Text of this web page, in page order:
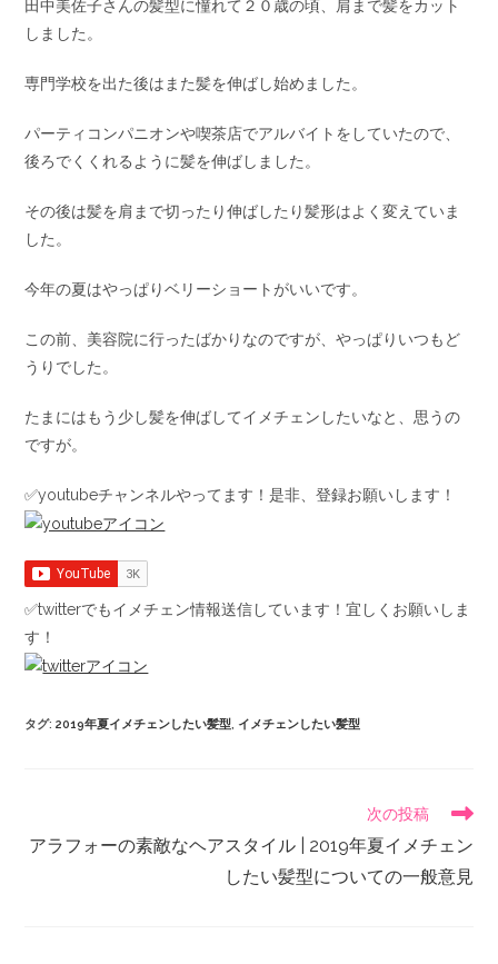
田中美佐子さんの髪型に憧れて２０歳の頃、肩まで髪をカット
しました。
専門学校を出た後はまた髪を伸ばし始めました。
パーティコンパニオンや喫茶店でアルバイトをしていたので、
後ろでくくれるように髪を伸ばしました。
その後は髪を肩まで切ったり伸ばしたり髪形はよく変えていま
した。
今年の夏はやっぱりベリーショートがいいです。
この前、美容院に行ったばかりなのですが、やっぱりいつもど
うりでした。
たまにはもう少し髪を伸ばしてイメチェンしたいなと、思うの
ですが。
✅youtubeチャンネルやってます！是非、登録お願いします！
✅twitterでもイメチェン情報送信しています！宜しくお願いしま
す！
タグ:2019年夏イメチェンしたい髪型, イメチェンしたい髪型
次の投稿
アラフォーの素敵なヘアスタイル | 2019年夏イメチェン
したい髪型についての一般意見